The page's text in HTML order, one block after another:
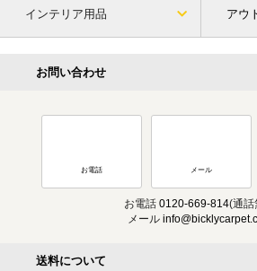
インテリア用品 アウ
お問い合わせ
お電話 メール
お電話 0120-669-814(通話
メール
送料について